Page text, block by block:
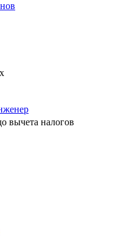
вычета налогов